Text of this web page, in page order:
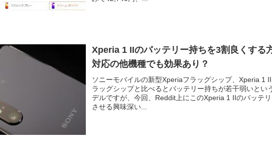
Xperia 1 IIのバッテリー持ちを3割良くする
対応の他機種でも効果あり？
ソニーモバイルの新型Xperiaフラッグシップ、Xperia 1
ラッグシップと比べるとバッテリー持ちが若干弱いとい
デルですが、今回、Reddit上にこのXperia 1 IIのバッテ
させる興味深い...